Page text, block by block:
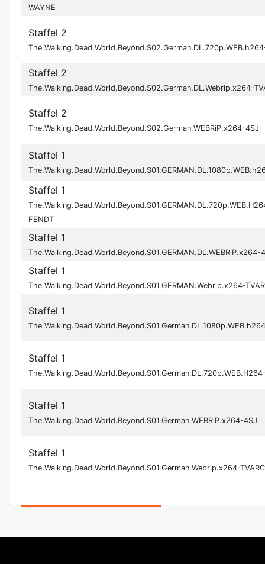
WAYNE
Staffel 2
Staffel 2
The.Walking.Dead.World.Beyond.S02.German.DL.Webrip.x264-
Staffel 2
The.Walking.Dead.World.Beyond.S02.German.WEBRiP.x264-4SJ
Staffel 1
Staffel 1
FENDT
Staffel 1
The.Walking.Dead.World.Beyond.S01.GERMAN.DL.WEBRiP.x264-
Staffel 1
The.Walking.Dead.World.Beyond.S01.GERMAN.Webrip.x264-
Staffel 1
Staffel 1
Staffel 1
The.Walking.Dead.World.Beyond.S01.German.WEBRiP.x264-4SJ
Staffel 1
The.Walking.Dead.World.Beyond.S01.German.Webrip.x264-